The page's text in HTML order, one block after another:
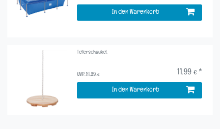
In den Warenkorb
Tellerschaukel,
UVP 14,99 € 11,99 € *
In den Warenkorb